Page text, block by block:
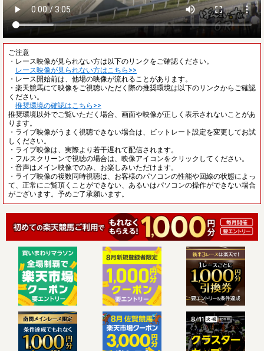
ご注意
・レース映像が見られない方は以下のリンクをご確認ください。
レース映像が見られない方はこちら>>
・レース開始前は、他場の映像が流れることがあります。
・楽天競馬にて映像をご視聴いただく際の推奨環境は以下のリンクからご確認
ください。
推奨環境の確認はこちら>>
推奨環境以外でご覧いただく場合、画面や映像が正しく表示されないことがあ
ります。
・ライブ映像がうまく視聴できない場合は、ビットレート設定を変更してお試
しください。
・ライブ映像は、実際より若干遅れて配信されます。
・フルスクリーンで視聴の場合は、映像アイコンをクリックしてください。
・音声はメイン映像でのみ、お楽しみいただけます。
・ライブ映像の複数同時視聴は、お客様のパソコンの性能や回線の状態によっ
て、正常にご覧頂くことができない、あるいはパソコンの操作ができない場合
がございます。予めご了承願います。